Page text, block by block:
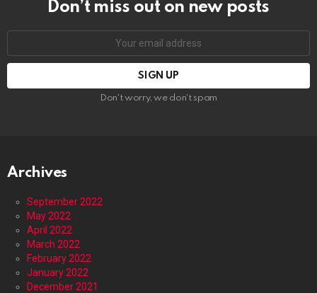
Don’t miss out on new posts
Don't worry, we don't spam
Archives
September 2022
May 2022
April 2022
March 2022
February 2022
January 2022
December 2021